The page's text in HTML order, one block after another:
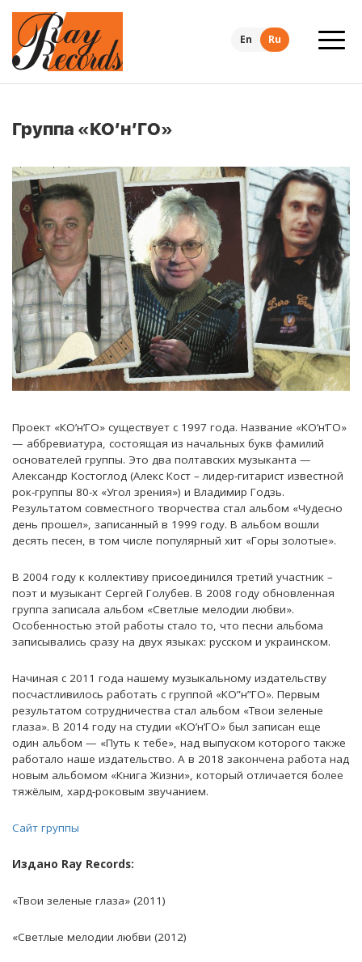
En Ru
Группа «КО’н’ГО»
Проект «КО’н’ГО» существует с 1997 года. Название «КО’н’ГО»
— аббревиатура, состоящая из начальных букв фамилий
основателей группы. Это два полтавских музыканта —
Александр Костоглод (Алекс Кост – лидер-гитарист известной
рок-группы 80-х «Угол зрения») и Владимир Годзь.
Результатом совместного творчества стал альбом «Чудесно
день прошел», записанный в 1999 году. В альбом вошли
десять песен, в том числе популярный хит «Горы золотые».
В 2004 году к коллективу присоединился третий участник –
поэт и музыкант Сергей Голубев. В 2008 году обновленная
группа записала альбом «Светлые мелодии любви».
Особенностью этой работы стало то, что песни альбома
записывались сразу на двух языках: русском и украинском.
Начиная с 2011 года нашему музыкальному издательству
посчастливилось работать с группой «КО”н”ГО». Первым
результатом сотрудничества стал альбом «Твои зеленые
глаза». В 2014 году на студии «КО’н’ГО» был записан еще
один альбом — «Путь к тебе», над выпуском которого также
работало наше издательство. А в 2018 закончена работа над
новым альбомом «Книга Жизни», который отличается более
тяжёлым, хард-роковым звучанием.
Сайт группы
Издано Ray Records:
«Твои зеленые глаза» (2011)
«Светлые мелодии любви (2012)